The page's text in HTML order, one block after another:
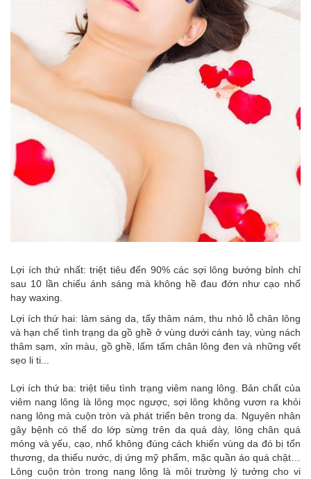
Lợi ích thứ nhất: triệt tiêu đến 90% các sợi lông bướng bỉnh chỉ
sau 10 lần chiếu ánh sáng mà không hề đau đớn như cạo nhổ
hay waxing.
Lợi ích thứ hai: làm sáng da, tẩy thâm nám, thu nhỏ lỗ chân lông
và hạn chế tình trạng da gồ ghề ở vùng dưới cánh tay, vùng nách
thâm sạm, xỉn màu, gồ ghề, lấm tấm chân lông đen và những vết
sẹo li ti...
Lợi ích thứ ba: triệt tiêu tình trạng viêm nang lông. Bản chất của
viêm nang lông là lông mọc ngược, sợi lông không vươn ra khỏi
nang lông mà cuộn tròn và phát triển bên trong da. Nguyên nhân
gây bệnh có thể do lớp sừng trên da quá dày, lông chân quá
mỏng và yếu, cạo, nhổ không đúng cách khiến vùng da đó bị tổn
thương, da thiếu nước, dị ứng mỹ phẩm, mặc quần áo quá chật…
Lông cuộn tròn trong nang lông là môi trường lý tưởng cho vi